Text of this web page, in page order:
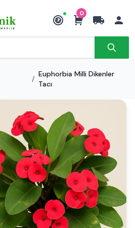
₺
0
/
Euphorbia Milli Dikenler
Tacı